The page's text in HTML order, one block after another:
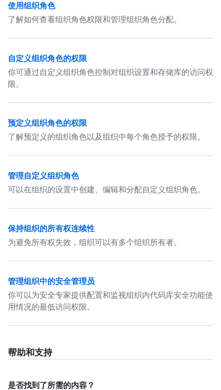
使用组织角色
了解如何查看组织角色权限和管理组织角色分配。
自定义组织角色的权限
你可通过自定义组织角色控制对组织设置和存储库的访问权
限。
预定义组织角色的权限
了解预定义的组织角色以及组织中每个角色授予的权限。
管理自定义组织角色
可以在组织的设置中创建、编辑和分配自定义组织角色。
保持组织的所有权连续性
为避免所有权失效，组织可以有多个组织所有者。
管理组织中的安全管理员
你可以为安全专家提供配置和监视组织内代码库安全功能使
用情况的最低访问权限。
帮助和支持
是否找到了所需的内容？